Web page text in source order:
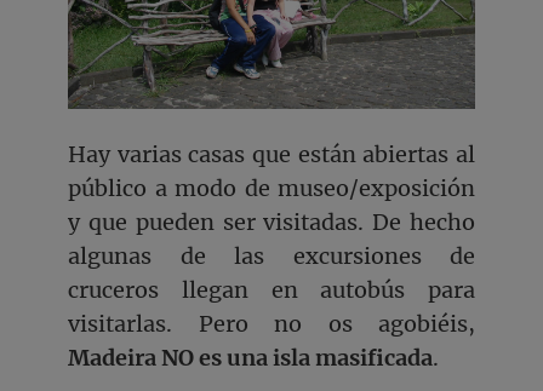
Hay varias casas que están abiertas al
público a modo de museo/exposición
y que pueden ser visitadas. De hecho
algunas de las excursiones de
cruceros llegan en autobús para
visitarlas. Pero no os agobiéis,
Madeira NO es una isla masificada.